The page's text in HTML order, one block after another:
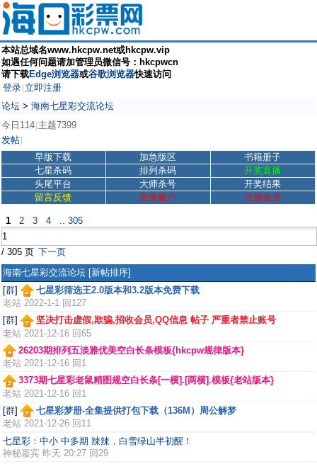
本站总域名www.hkcpw.net或hkcpw.vip
如遇任何问题请加管理员微信号：hkcpwcn
请下载Edge浏览器或谷歌浏览器快速访问
登录 立即注册
论坛 > 海南七星彩交流论坛
今日114 主题7399
发帖
早版下载 加急版区
书籍册子
七星杀码
排列杀码
开奖直播
头尾平台
大师杀号
开奖结果
留言反馈
登录账户 注册会员
1 2 3 4 .. 305
/ 305 页 下一页
海南七星彩交流论坛 [新帖排序]
[群]
七星彩筛选王2.0版本和3.2版本免费下载
老站 2022-1-1 回127
[群]
坚决打击虚假,欺骗,招收会员,QQ信息 帖子 严重者禁止账号
老站 2021-12-16 回65
26203期排列五淡雅优美空白长条模板{hkcpw规律版本}
老站 2021-12-16 回1
3373期七星彩老鼠精图规空白长条[一横].[两横].模板{老站版本}
老站 2021-12-16 回1
[群]
七星彩梦册-全集提供打包下载（136M）周公解梦
老站 2021-12-26 回11
七星彩：中小 中多期 辣辣，白雪绿山半初醒！
神秘嘉宾 昨天 20:27 回29